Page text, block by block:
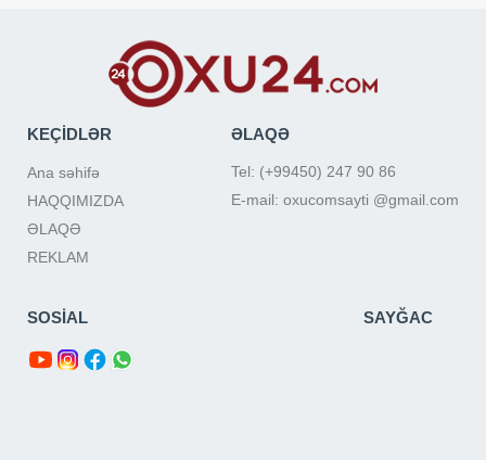
KEÇİDLƏR
Ana səhifə
HAQQIMIZDA
ƏLAQƏ
REKLAM
ƏLAQƏ
Tel: (+99450) 247 90 86
E-mail: oxucomsayti @gmail.com
SOSİAL SAYĞAC